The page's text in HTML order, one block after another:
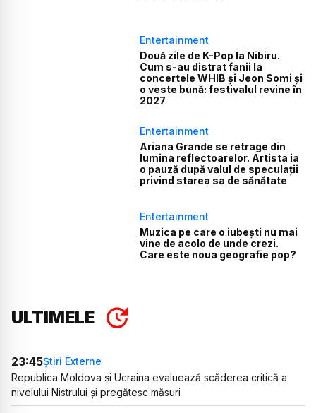
Entertainment
Două zile de K-Pop la Nibiru.
Cum s-au distrat fanii la
concertele WHIB și Jeon Somi și
o veste bună: festivalul revine în
2027
Entertainment
Ariana Grande se retrage din
lumina reflectoarelor. Artista ia
o pauză după valul de speculații
privind starea sa de sănătate
Entertainment
Muzica pe care o iubești nu mai
vine de acolo de unde crezi.
Care este noua geografie pop?
ULTIMELE
23:45Știri Externe
Republica Moldova și Ucraina evaluează scăderea critică a
nivelului Nistrului și pregătesc măsuri